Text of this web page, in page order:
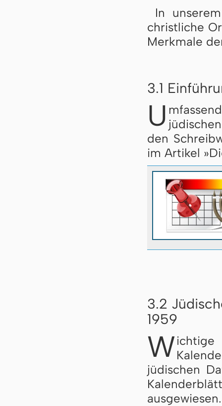
In
christliche
Merkmale
3.1
U
den
im Artikel
3.2
1959
W
jüdischen
ausgewiesen.